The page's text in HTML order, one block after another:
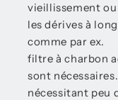
vieillissement
les dérives à
comme par ex.
filtre à charbon
sont
nécessitant peu